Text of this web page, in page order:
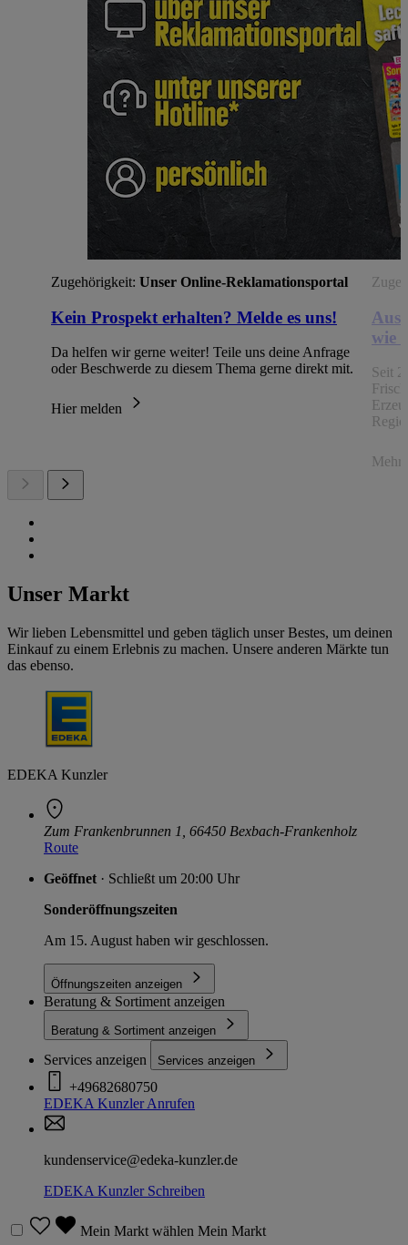
Zugehörigkeit: Unser Online-Reklamationsportal
Kein Prospekt erhalten? Melde es uns!
Da helfen wir gerne weiter! Teile uns deine Anfrage
oder Beschwerde zu diesem Thema gerne direkt mit.
Hier melden
Aus
wie
Seit
Mehr
Unser Markt
Wir lieben Lebensmittel und geben täglich unser Bestes, um deinen
Einkauf zu einem Erlebnis zu machen. Unsere anderen Märkte tun
das ebenso.
EDEKA Kunzler
Zum Frankenbrunnen 1, 66450 Bexbach-Frankenholz
Route
Geöffnet · Schließt um 20:00 Uhr
Sonderöffnungszeiten
Am 15. August haben wir geschlossen.
Öffnungszeiten anzeigen
Beratung & Sortiment anzeigen
Beratung & Sortiment anzeigen
Services anzeigen Services anzeigen
+49682680750
EDEKA KunzlerAnrufen
kundenservice@edeka-kunzler.de
EDEKA KunzlerSchreiben
Mein Markt wählen Mein Markt